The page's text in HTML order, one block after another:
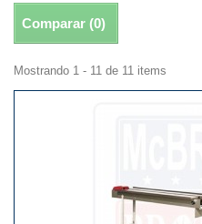
Comparar (0)
Mostrando 1 - 11 de 11 items